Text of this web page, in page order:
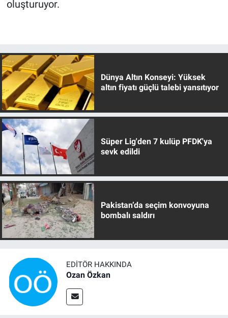
oluşturuyor.
Dünya Altın Konseyi: Yüksek
altın fiyatı güçlü talebi yansıtıyor
Süper Lig'den 7 kulüp PFDK'ya
sevk edildi
Pakistan’da seçim konvoyuna
bombalı saldırı
EDITÖR HAKKINDA
Ozan Özkan